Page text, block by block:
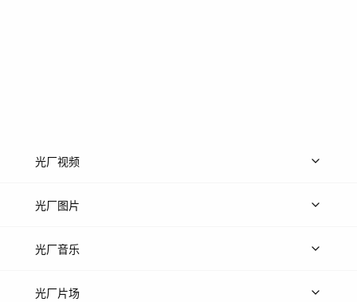
光厂视频
上传视频
光厂图片
上传图片
光厂音乐
热门音乐
光厂片场